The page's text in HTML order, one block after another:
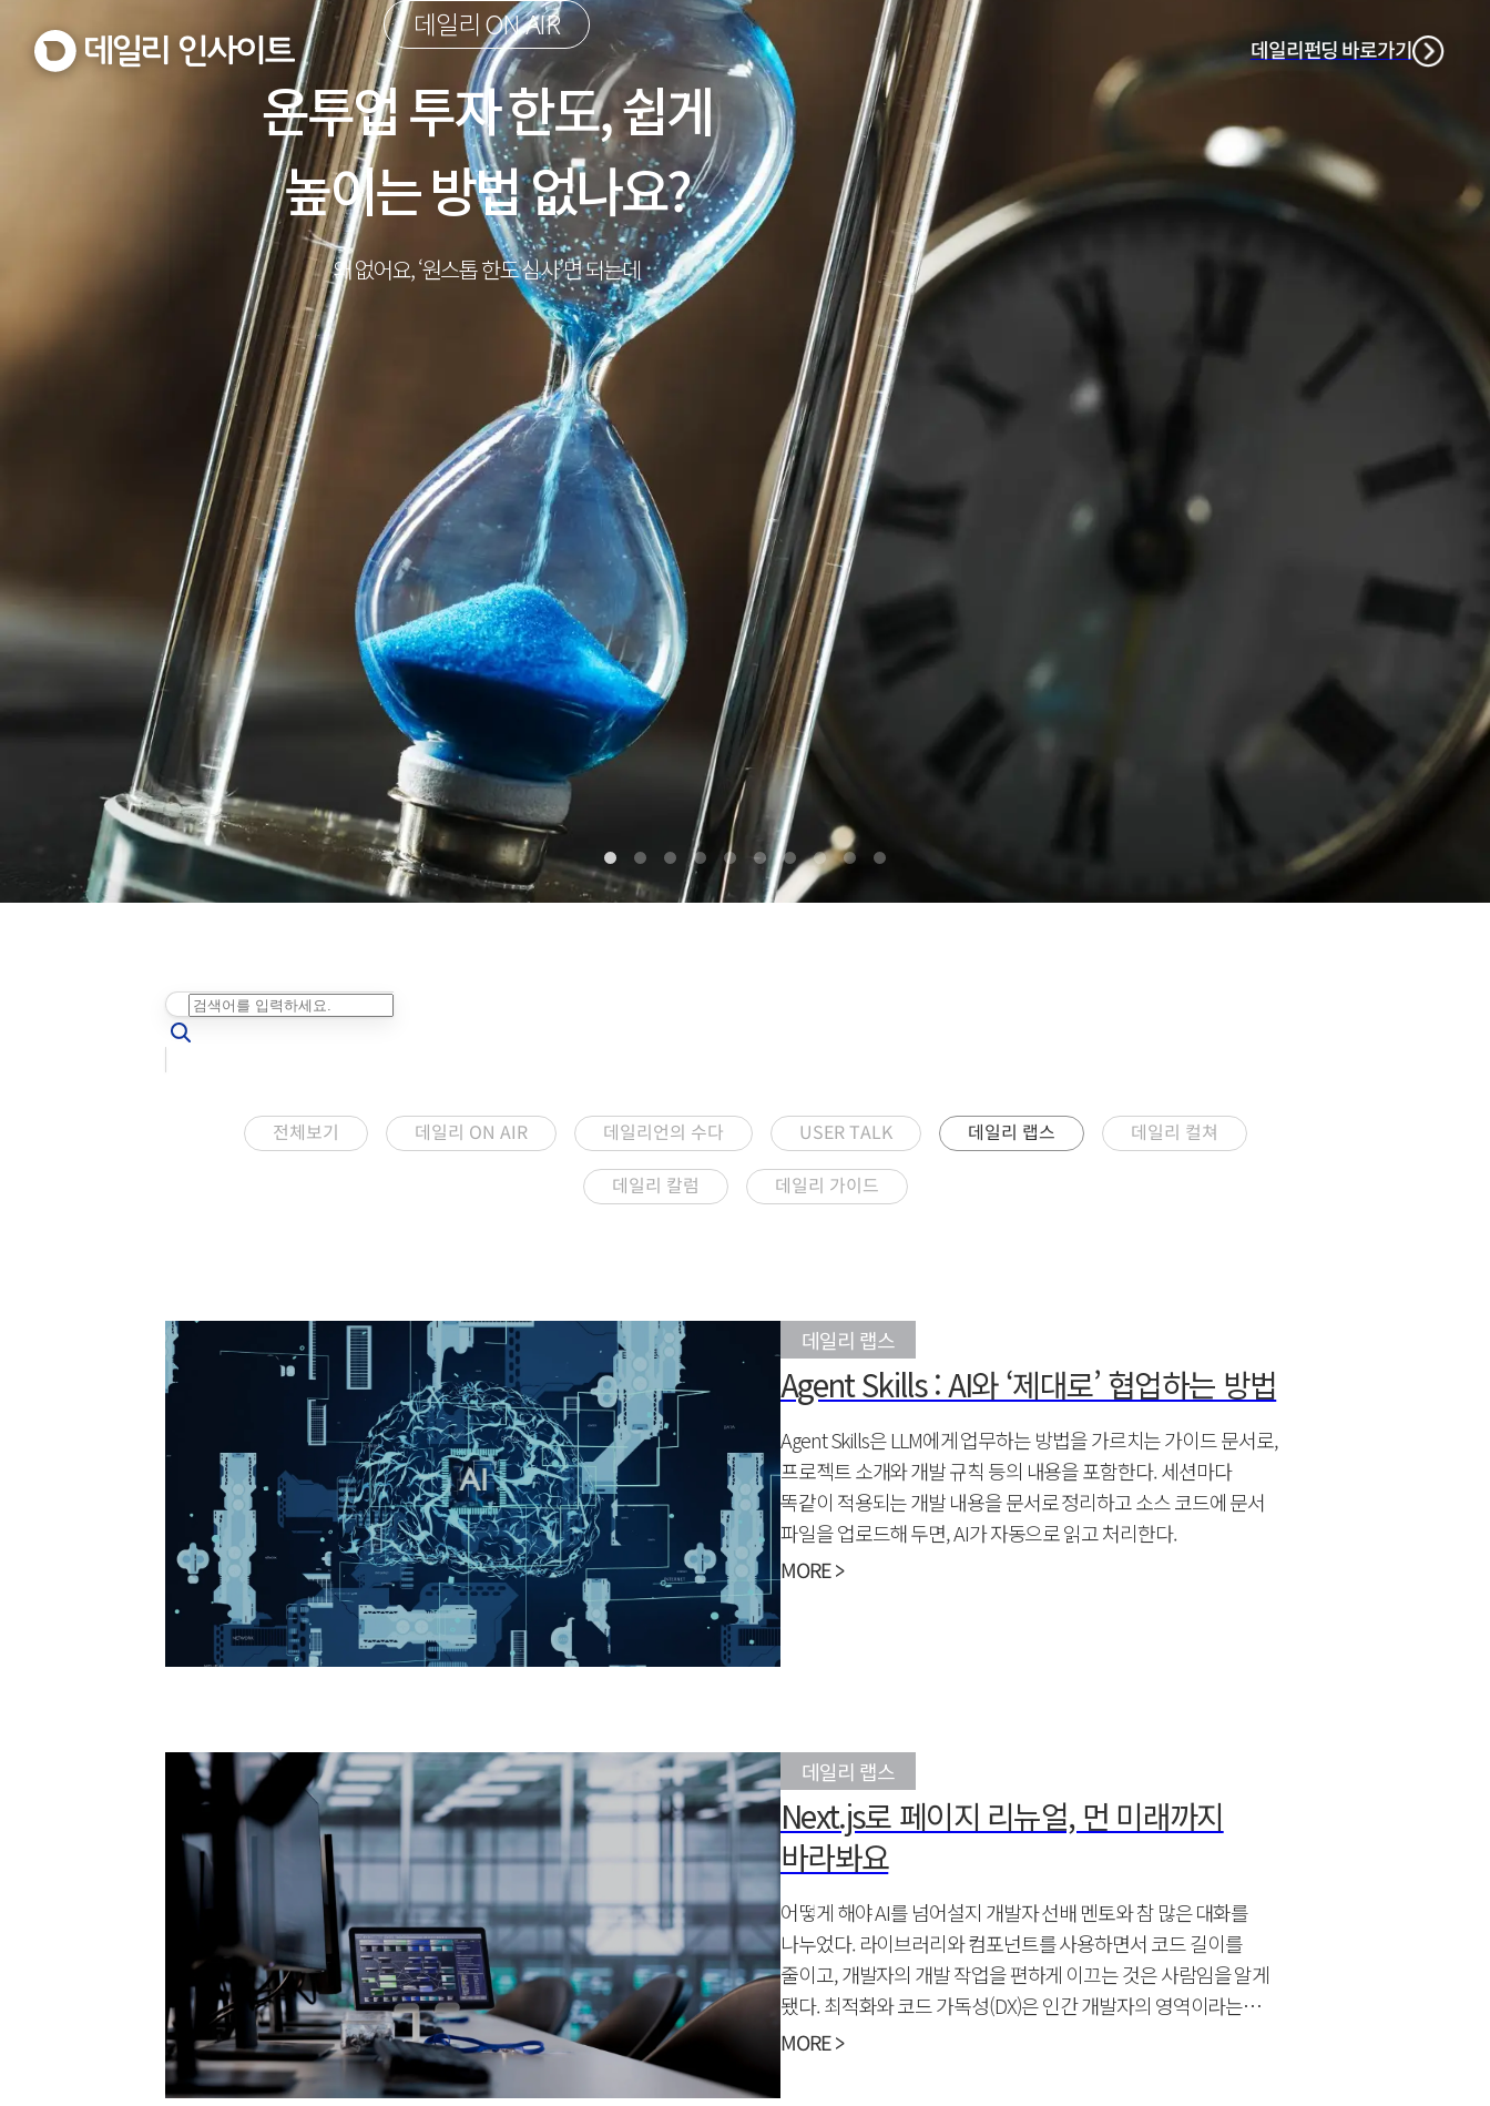
데일리펀딩 바로가기
데일리 ON AIR
온투업 투자 한도, 쉽게
높이는 방법 없나요?
왜 없어요, ‘원스톱 한도 심사’면 되는데
전체보기 데일리 ON AIR 데일리언의 수다 USER TALK 데일리 랩스 데일리 컬쳐
데일리 칼럼 데일리 가이드
데일리 랩스
Agent Skills : AI와 ‘제대로’ 협업하는 방법
Agent Skills은 LLM에게 업무하는 방법을 가르치는 가이드 문서로,
프로젝트 소개와 개발 규칙 등의 내용을 포함한다. 세션마다
똑같이 적용되는 개발 내용을 문서로 정리하고 소스 코드에 문서
파일을 업로드해 두면, AI가 자동으로 읽고 처리한다.
MORE >
데일리 랩스
Next.js로 페이지 리뉴얼, 먼 미래까지
바라봐요
어떻게 해야 AI를 넘어설지 개발자 선배 멘토와 참 많은 대화를
나누었다. 라이브러리와 컴포넌트를 사용하면서 코드 길이를
줄이고, 개발자의 개발 작업을 편하게 이끄는 것은 사람임을 알게
됐다. 최적화와 코드 가독성(DX)은 인간 개발자의 영역이라는
자부심까지 들었다.
MORE >